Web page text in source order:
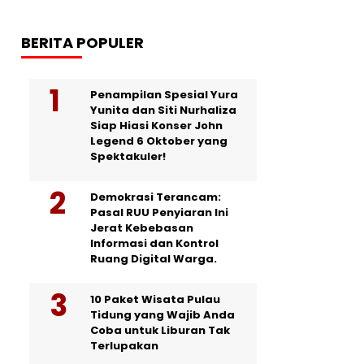
BERITA POPULER
Penampilan Spesial Yura
Yunita dan Siti Nurhaliza
Siap Hiasi Konser John
Legend 6 Oktober yang
Spektakuler!
Demokrasi Terancam:
Pasal RUU Penyiaran Ini
Jerat Kebebasan
Informasi dan Kontrol
Ruang Digital Warga.
10 Paket Wisata Pulau
Tidung yang Wajib Anda
Coba untuk Liburan Tak
Terlupakan